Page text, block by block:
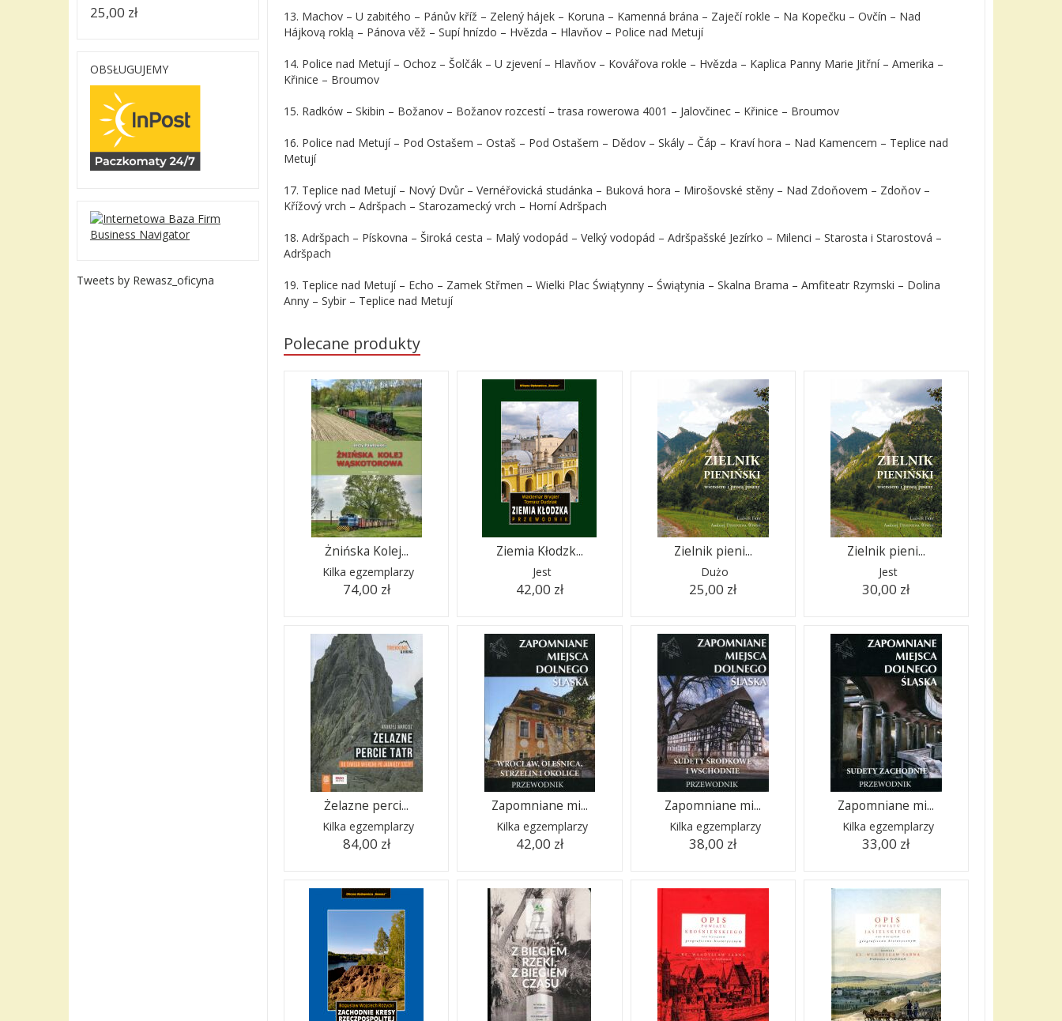
13. Machov – U zabitého – Pánův kříž – Zelený hájek – Koruna – Kamenná brána – Zaječí rokle – Na Kopečku – Ovčín – Nad
Hájkovą roklą – Pánova věž – Supí hnízdo – Hvězda – Hlavňov – Police nad Metují
14. Police nad Metují – Ochoz – Šolčák – U zjevení – Hlavňov – Kovářova rokle – Hvězda – Kaplica Panny Marie Jitřní – Amerika –
Křinice – Broumov
15. Radków – Skibin – Božanov – Božanov rozcestí – trasa rowerowa 4001 – Jalovčinec – Křinice – Broumov
16. Police nad Metují – Pod Ostašem – Ostaš – Pod Ostašem – Dědov – Skály – Čáp – Kraví hora – Nad Kamencem – Teplice nad
Metují
17. Teplice nad Metují – Nový Dvůr – Vernéřovická studánka – Buková hora – Mirošovské stěny – Nad Zdoňovem – Zdoňov –
Křížový vrch – Adršpach – Starozamecký vrch – Horní Adršpach
18. Adršpach – Pískovna – Široká cesta – Malý vodopád – Velký vodopád – Adršpašské Jezírko – Milenci – Starosta i Starostová –
Adršpach
19. Teplice nad Metují – Echo – Zamek Střmen – Wielki Plac Świątynny – Świątynia – Skalna Brama – Amfiteatr Rzymski – Dolina
Anny – Sybir – Teplice nad Metují
Polecane produkty
Żnińska Kolej...
Kilka egzemplarzy
74,00 zł
Ziemia Kłodzk...
Jest
42,00 zł
Zielnik pieni...
Dużo
25,00 zł
Zielnik pieni...
Jest
30,00 zł
Żelazne perci...
Kilka egzemplarzy
84,00 zł
Zapomniane mi...
Kilka egzemplarzy
42,00 zł
Zapomniane mi...
Kilka egzemplarzy
38,00 zł
Zapomniane mi...
Kilka egzemplarzy
33,00 zł
25,00 zł
OBSŁUGUJEMY
Tweets by Rewasz_oficyna